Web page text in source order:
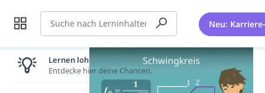
Suche Neu:
Lernen lohnt sich!
Entdecke hier deine Chancen.